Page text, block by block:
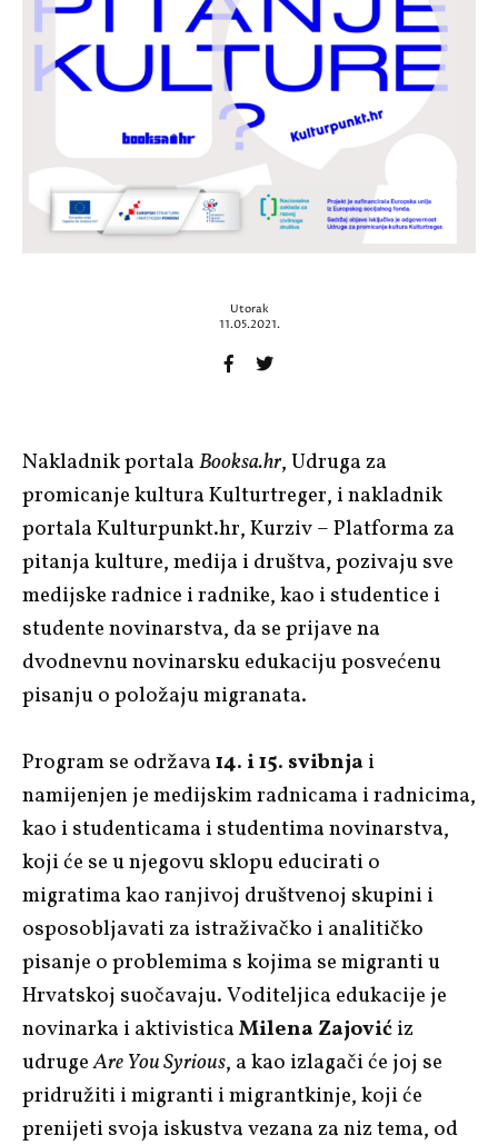
Utorak
11.05.2021.
Nakladnik portalaBooksa.hr, Udruga za
promicanje kultura Kulturtreger, i nakladnik
portala Kulturpunkt.hr, Kurziv – Platforma za
pitanja kulture, medija i društva, pozivaju sve
medijske radnice i radnike, kao i studentice i
studente novinarstva, da se prijave na
dvodnevnu novinarsku edukaciju posvećenu
pisanju o položaju migranata.
Program se održava14. i 15. svibnjai
namijenjen je medijskim radnicama i radnicima,
kao i studenticama i studentima novinarstva,
koji će se u njegovu sklopu educirati o
migratima kao ranjivoj društvenoj skupini i
osposobljavati za istraživačko i analitičko
pisanje o problemima s kojima se migranti u
Hrvatskoj suočavaju. Voditeljica edukacije je
novinarka i aktivisticaMilena Zajovićiz
udrugeAre You Syrious, a kao izlagači će joj se
pridružiti i migranti i migrantkinje, koji će
prenijeti svoja iskustva vezana za niz tema, od